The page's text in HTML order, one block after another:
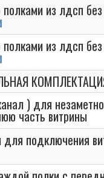
из лдсп
из лдсп
) для
часть витрины
для подключения